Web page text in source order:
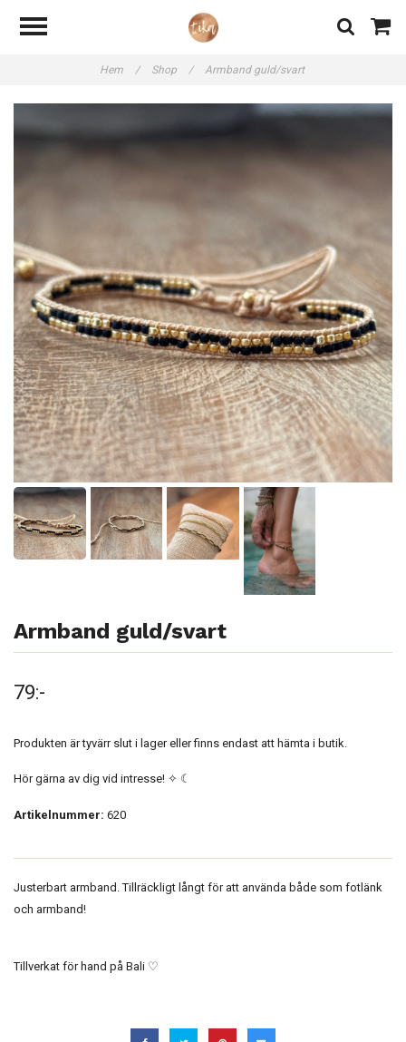
Hem / Shop / Armband guld/svart
Armband guld/svart
79:-
Produkten är tyvärr slut i lager eller finns endast att hämta i butik.
Hör gärna av dig vid intresse! ✧ ☾
Artikelnummer: 620
Justerbart armband. Tillräckligt långt för att använda både som fotlänk
och armband!
Tillverkat för hand på Bali ♡